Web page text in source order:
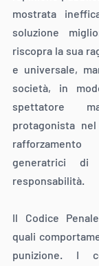
mostrata
soluzione
riscopra la sua
e universale,
società, in
spettatore
protagonista
generatrici
responsabilità.
Il Codice
quali
punizione. I